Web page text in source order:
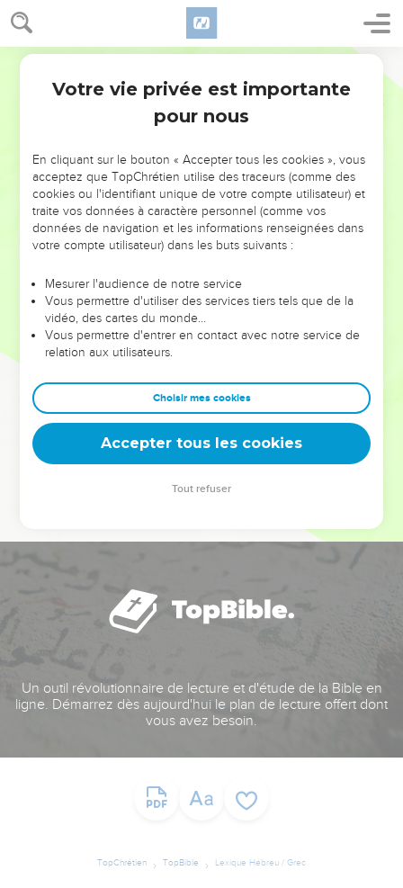
NE MANQUEZ PAS L’ÉVÉNEMENT
DE L’ANNÉE !
ET SI LEURS ERREURS POUVAIENT VOUS ÉVITER LES
VOTRES ?
leur foi ou leur vision. Mais on voit moins les doutes, les erreurs
et les saisons difficiles qu'ils ont traversés, alors même que ce
sont elles qui les ont façonnés.
Dans cette conférence, leaders, entrepreneurs, et responsables
clés pour avancer avec plus de sagesse afin que leurs erreurs
deviennent vos tremplins. Que vous guidiez un ministère, une
équipe, un groupe ou une famille, leur expérience est faite
Un outil révolutionnaire de lecture et d'étude de la Bible en
ligne. Démarrez dès aujourd'hui le plan de lecture offert dont
vous avez besoin.
TopChrétien TopBible Lexique Hébreu / Grec
Votre vie privée est importante
pour nous
En cliquant sur le bouton « Accepter tous les cookies », vous
acceptez que TopChrétien utilise des traceurs (comme des
cookies ou l'identifiant unique de votre compte utilisateur) et
traite vos données à caractère personnel (comme vos
données de navigation et les informations renseignées dans
votre compte utilisateur) dans les buts suivants :
Mesurer l'audience de notre service
Vous permettre d'utiliser des services tiers tels que de la
vidéo, des cartes du monde…
Vous permettre d'entrer en contact avec notre service de
relation aux utilisateurs.
Choisir mes cookies
Accepter tous les cookies
Tout refuser